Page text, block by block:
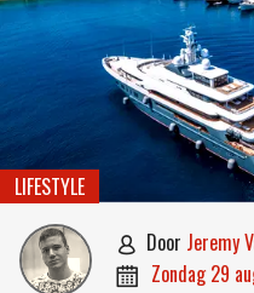
LIFESTYLE
 door Jeremy
 zondag 29